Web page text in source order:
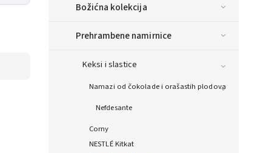
Božićna kolekcija
Prehrambene namirnice
Keksi i slastice
Namazi od čokolade i orašastih plodova
Nefdesante
Corny
NESTLÉ Kitkat